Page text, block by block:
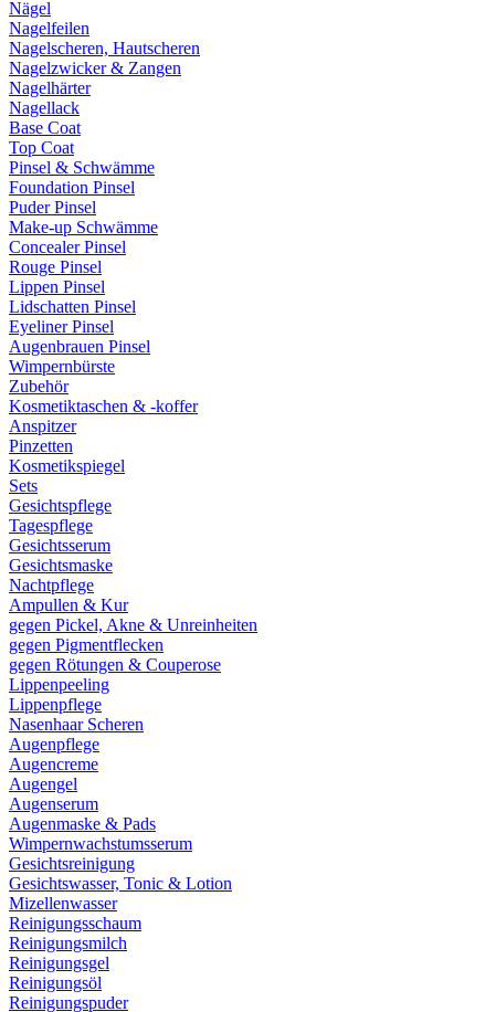
Nägel
Nagelfeilen
Nagelscheren, Hautscheren
Nagelzwicker & Zangen
Nagelhärter
Nagellack
Base Coat
Top Coat
Pinsel & Schwämme
Foundation Pinsel
Puder Pinsel
Make-up Schwämme
Concealer Pinsel
Rouge Pinsel
Lippen Pinsel
Lidschatten Pinsel
Eyeliner Pinsel
Augenbrauen Pinsel
Wimpernbürste
Zubehör
Kosmetiktaschen & -koffer
Anspitzer
Pinzetten
Kosmetikspiegel
Sets
Gesichtspflege
Tagespflege
Gesichtsserum
Gesichtsmaske
Nachtpflege
Ampullen & Kur
gegen Pickel, Akne & Unreinheiten
gegen Pigmentflecken
gegen Rötungen & Couperose
Lippenpeeling
Lippenpflege
Nasenhaar Scheren
Augenpflege
Augencreme
Augengel
Augenserum
Augenmaske & Pads
Wimpernwachstumsserum
Gesichtsreinigung
Gesichtswasser, Tonic & Lotion
Mizellenwasser
Reinigungsschaum
Reinigungsmilch
Reinigungsgel
Reinigungsöl
Reinigungspuder